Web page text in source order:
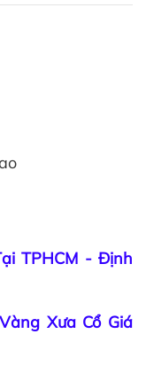
TPHCM - Định
Xưa Cổ Giá